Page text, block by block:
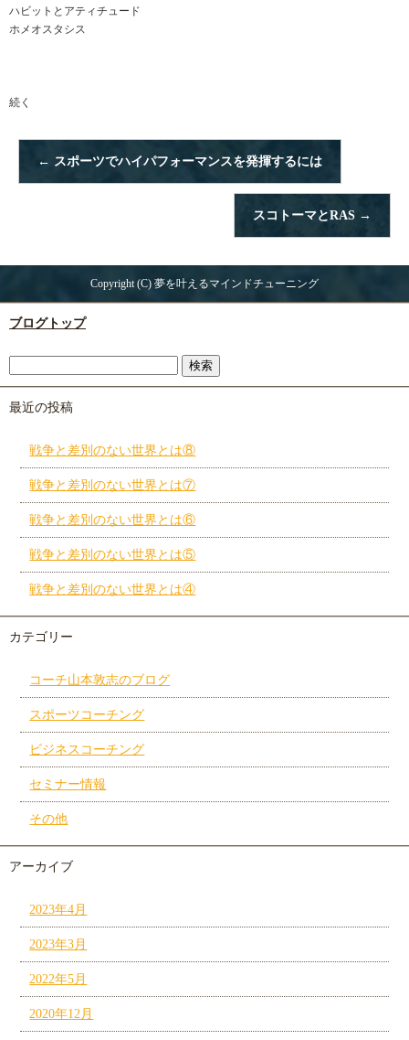
ハビットとアティチュード
ホメオスタシス
続く
← スポーツでハイパフォーマンスを発揮するには
スコトーマとRAS →
Copyright (C) 夢を叶えるマインドチューニング
ブログトップ
最近の投稿
戦争と差別のない世界とは⑧
戦争と差別のない世界とは⑦
戦争と差別のない世界とは⑥
戦争と差別のない世界とは⑤
戦争と差別のない世界とは④
カテゴリー
コーチ山本敦志のブログ
スポーツコーチング
ビジネスコーチング
セミナー情報
その他
アーカイブ
2023年4月
2023年3月
2022年5月
2020年12月